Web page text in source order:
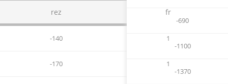
rez fr
-140 1
-170 1
-690
-1100
-1370